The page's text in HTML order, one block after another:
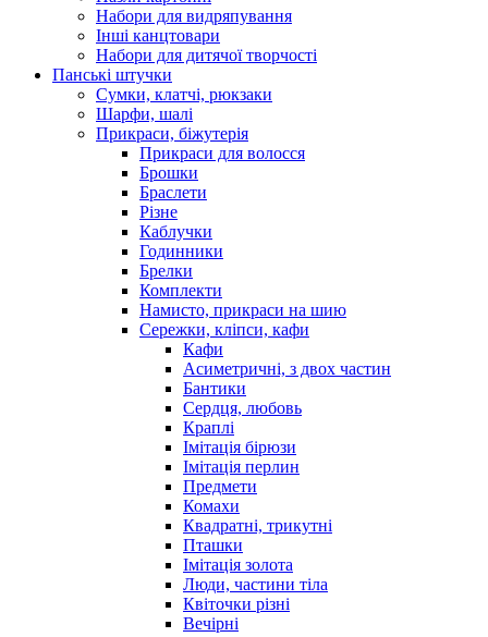
Набори для видряпування
Інші канцтовари
Набори для дитячої творчості
Панські штучки
Сумки, клатчі, рюкзаки
Шарфи, шалі
Прикраси, біжутерія
Прикраси для волосся
Брошки
Браслети
Різне
Каблучки
Годинники
Брелки
Комплекти
Намисто, прикраси на шию
Сережки, кліпси, кафи
Кафи
Асиметричні, з двох частин
Бантики
Сердця, любовь
Краплі
Імітація бірюзи
Імітація перлин
Предмети
Комахи
Квадратні, трикутні
Пташки
Імітація золота
Люди, частини тіла
Квіточки різні
Вечірні